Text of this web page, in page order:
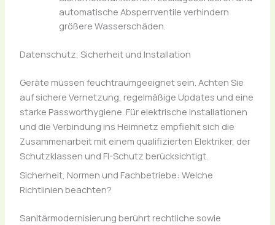
automatische Absperrventile verhindern
größere Wasserschäden.
Datenschutz, Sicherheit und Installation
Geräte müssen feuchtraumgeeignet sein. Achten Sie
auf sichere Vernetzung, regelmäßige Updates und eine
starke Passworthygiene. Für elektrische Installationen
und die Verbindung ins Heimnetz empfiehlt sich die
Zusammenarbeit mit einem qualifizierten Elektriker, der
Schutzklassen und FI-Schutz berücksichtigt.
Sicherheit, Normen und Fachbetriebe: Welche
Richtlinien beachten?
Sanitärmodernisierung berührt rechtliche sowie